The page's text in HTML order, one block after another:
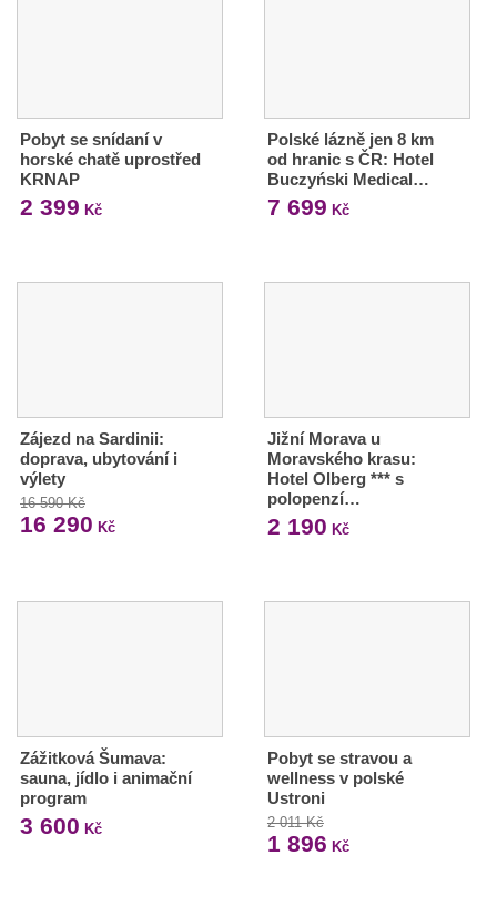
Pobyt se snídaní v
horské chatě uprostřed
KRNAP
2 399 Kč
Polské lázně jen 8 km
od hranic s ČR: Hotel
Buczyński Medical…
7 699 Kč
Zájezd na Sardinii:
doprava, ubytování i
výlety
16 590 Kč
16 290 Kč
Jižní Morava u
Moravského krasu:
Hotel Olberg *** s
polopenzí…
2 190 Kč
Zážitková Šumava:
sauna, jídlo i animační
program
3 600 Kč
Pobyt se stravou a
wellness v polské
Ustroni
2 011 Kč
1 896 Kč